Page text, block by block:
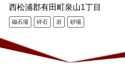
西松浦郡有田町泉山1丁目
磁石場 砕石 岩 砂場